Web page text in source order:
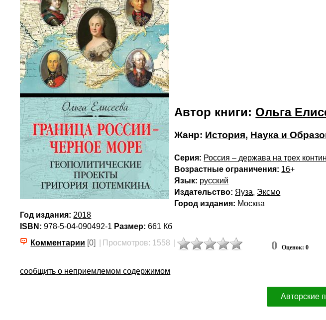
Автор книги: Ольга
Жанр: История, Наука и
Серия: Россия – держава на трех
Возрастные ограничения: 16+
Язык: русский
Издательство: Яуза, Эксмо
Город издания: Москва
Год издания: 2018
ISBN: 978-5-04-090492-1 Размер: 661 Кб
Комментарии [0] Просмотров: 1558 0 Оценок: 0
сообщить о неприемлемом содержимом
Авторские